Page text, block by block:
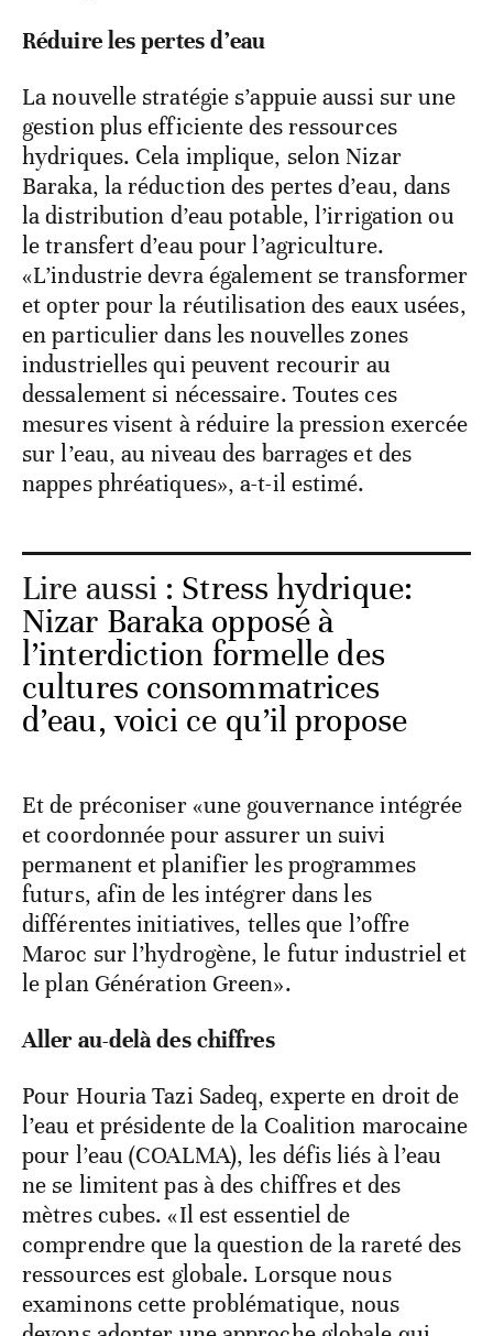
Réduire les pertes d’eau
La nouvelle stratégie s’appuie aussi sur une
gestion plus efficiente des ressources
hydriques. Cela implique, selon Nizar
Baraka, la réduction des pertes d’eau, dans
la distribution d’eau potable, l’irrigation ou
le transfert d’eau pour l’agriculture.
«L’industrie devra également se transformer
et opter pour la réutilisation des eaux usées,
en particulier dans les nouvelles zones
industrielles qui peuvent recourir au
dessalement si nécessaire. Toutes ces
mesures visent à réduire la pression exercée
sur l’eau, au niveau des barrages et des
nappes phréatiques», a-t-il estimé.
Lire aussi : Stress hydrique:
Nizar Baraka opposé à
l’interdiction formelle des
cultures consommatrices
d’eau, voici ce qu’il propose
Et de préconiser «une gouvernance intégrée
et coordonnée pour assurer un suivi
permanent et planifier les programmes
futurs, afin de les intégrer dans les
différentes initiatives, telles que l’offre
Maroc sur l’hydrogène, le futur industriel et
le plan Génération Green».
Aller au-delà des chiffres
Pour Houria Tazi Sadeq, experte en droit de
l’eau et présidente de la Coalition marocaine
pour l’eau (COALMA), les défis liés à l’eau
ne se limitent pas à des chiffres et des
mètres cubes. «Il est essentiel de
comprendre que la question de la rareté des
ressources est globale. Lorsque nous
examinons cette problématique, nous